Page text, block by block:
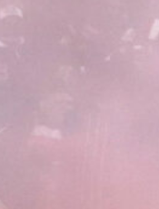
6 Agosto 2026